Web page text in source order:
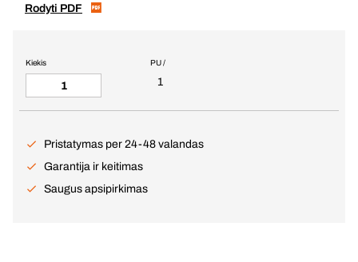
Rodyti PDF
PU /
1
Kiekis
Pristatymas per 24-48 valandas
Garantija ir keitimas
Saugus apsipirkimas